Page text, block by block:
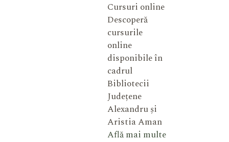
Cursuri online
Descoperă
cursurile
online
disponibile în
cadrul
Bibliotecii
Județene
Alexandru și
Aristia Aman
Află mai multe